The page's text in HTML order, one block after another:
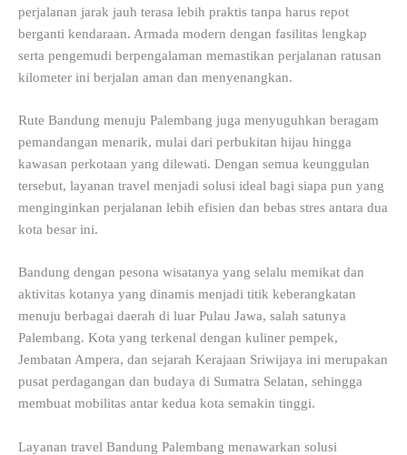
perjalanan jarak jauh terasa lebih praktis tanpa harus repot
berganti kendaraan. Armada modern dengan fasilitas lengkap
serta pengemudi berpengalaman memastikan perjalanan ratusan
kilometer ini berjalan aman dan menyenangkan.
Rute Bandung menuju Palembang juga menyuguhkan beragam
pemandangan menarik, mulai dari perbukitan hijau hingga
kawasan perkotaan yang dilewati. Dengan semua keunggulan
tersebut, layanan travel menjadi solusi ideal bagi siapa pun yang
menginginkan perjalanan lebih efisien dan bebas stres antara dua
kota besar ini.
Bandung dengan pesona wisatanya yang selalu memikat dan
aktivitas kotanya yang dinamis menjadi titik keberangkatan
menuju berbagai daerah di luar Pulau Jawa, salah satunya
Palembang. Kota yang terkenal dengan kuliner pempek,
Jembatan Ampera, dan sejarah Kerajaan Sriwijaya ini merupakan
pusat perdagangan dan budaya di Sumatra Selatan, sehingga
membuat mobilitas antar kedua kota semakin tinggi.
Layanan travel Bandung Palembang menawarkan solusi